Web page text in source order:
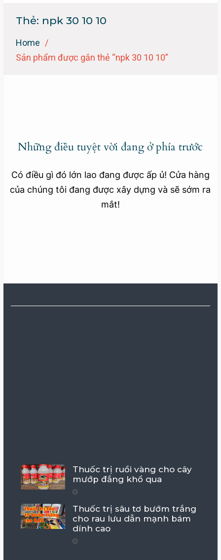
Thẻ: npk 30 10 10
Home
Sản phẩm được gắn thẻ “npk 30 10 10”
Những điều tuyệt vời đang ở phía trước
Có điều gì đó lớn lao đang được ấp ủ! Cửa hàng
của chúng tôi đang được xây dựng và sẽ sớm ra
mắt!
Thuốc trị ruồi vàng cho cây
mướp đắng khổ qua
Thuốc trị sâu tơ bướm trắng
cho rau lưu dẫn mạnh bám
dính cao